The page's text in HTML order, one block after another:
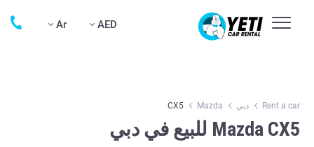
AED
Ar
Rent a car دبي Mazda
CX5
Mazda CX5 للبيع في دبي